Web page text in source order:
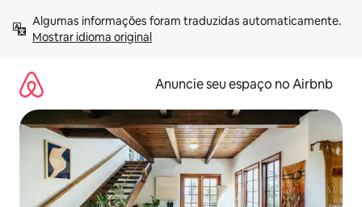
para
Mostrar idioma original
Anuncie seu espaço no Airbnb